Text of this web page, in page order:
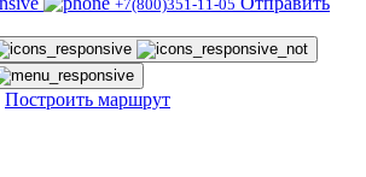
+7(800)351-11-05
Построить маршрут